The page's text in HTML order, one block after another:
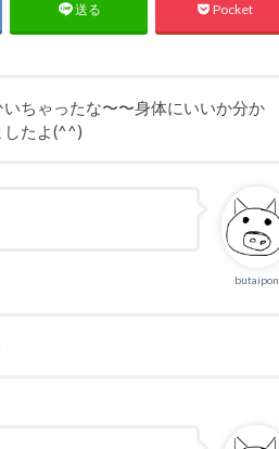
送る Pocket
ちゃったな〜〜身体にいいか分か
したよ(^^)
butaipon